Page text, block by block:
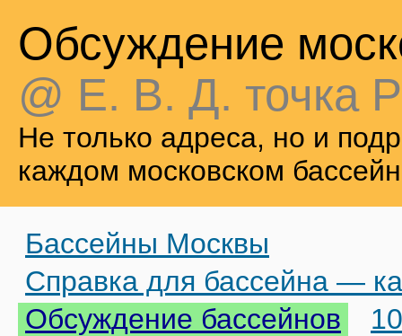
Обсуждение
@ Е. В. Д. точка
Не только адреса, но и
каждом московском
Бассейны Москвы
Справка для бассейна —
Обсуждение бассейнов